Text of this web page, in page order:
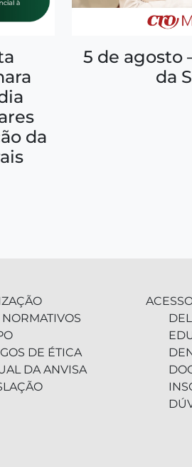
da
5 de agosto
da
NORMATIVOS
DE ÉTICA
DA ANVISA